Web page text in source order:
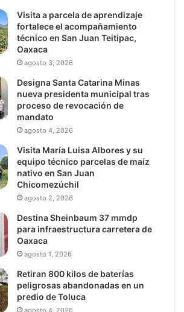
Visita a parcela de aprendizaje
fortalece el acompañamiento
técnico en San Juan Teitipac,
Oaxaca
agosto 3, 2026
Designa Santa Catarina Minas
nueva presidenta municipal tras
proceso de revocación de
mandato
agosto 4, 2026
Visita María Luisa Albores y su
equipo técnico parcelas de maíz
nativo en San Juan
Chicomezúchil
agosto 2, 2026
Destina Sheinbaum 37 mmdp
para infraestructura carretera de
Oaxaca
agosto 1, 2026
Retiran 800 kilos de baterías
peligrosas abandonadas en un
predio de Toluca
agosto 4, 2026